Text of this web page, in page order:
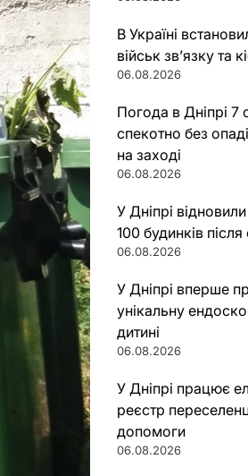
В Україні
військ зв’язку та
06.08.2026
Погода в Дніпрі 7
спекотно без
на заході
06.08.2026
У Дніпрі
100 будинків після
06.08.2026
У Дніпрі вперше
унікальну
дитині
06.08.2026
У Дніпрі працює
реєстр
допомоги
06.08.2026